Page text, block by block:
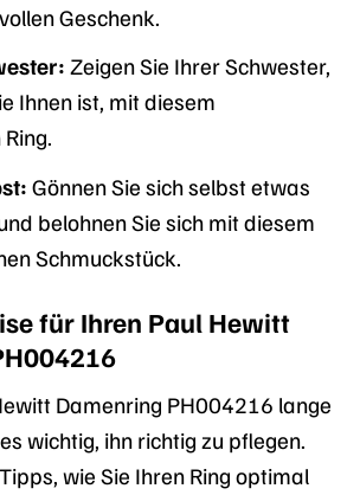
Geschenk.
Zeigen Sie Ihrer Schwester,
Ihnen ist, mit diesem
Gönnen Sie sich selbst etwas
belohnen Sie sich mit diesem
Schmuckstück.
für Ihren Paul Hewitt
Damenring PH004216 lange
wichtig, ihn richtig zu pflegen.
wie Sie Ihren Ring optimal